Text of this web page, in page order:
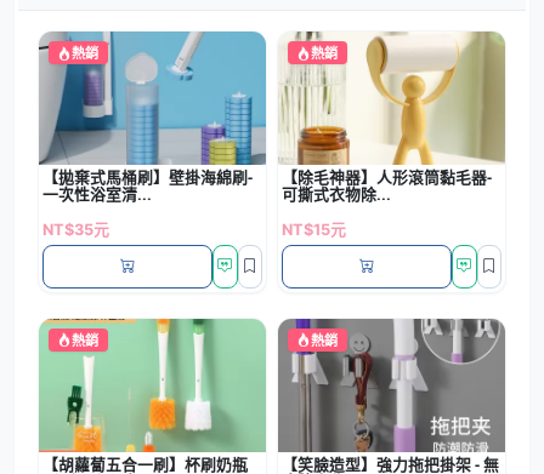
熱銷
【拋棄式馬桶刷】壁掛海綿刷-
一次性浴室清...
NT$35元
熱銷
【除毛神器】人形滾筒黏毛器-
可撕式衣物除...
NT$15元
熱銷
【胡蘿蔔五合一刷】杯刷奶瓶
熱銷
【笑臉造型】強力拖把掛架 - 無